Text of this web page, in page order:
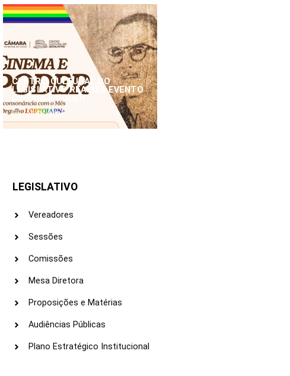
CENTRO CULTURAL DO
LEGISLATIVO REALIZA EVENTO
CINEMA E PODER
25/06/2026
LEGISLATIVO
Vereadores
Sessões
Comissões
Mesa Diretora
Proposições e Matérias
Audiências Públicas
Plano Estratégico Institucional